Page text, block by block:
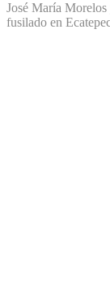
José María
fusilado en